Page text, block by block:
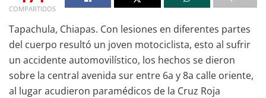
COMPARTIDOS
Tapachula, Chiapas. Con lesiones en diferentes partes
del cuerpo resultó un joven motociclista, esto al sufrir
un accidente automovilístico, los hechos se dieron
sobre la central avenida sur entre 6a y 8a calle oriente,
al lugar acudieron paramédicos de la Cruz Roja